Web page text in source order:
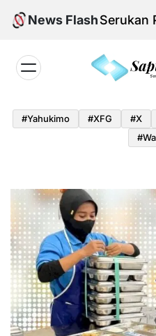
Skip
News Flash
KNPB, Serukan
#yahukimo #XFG #x